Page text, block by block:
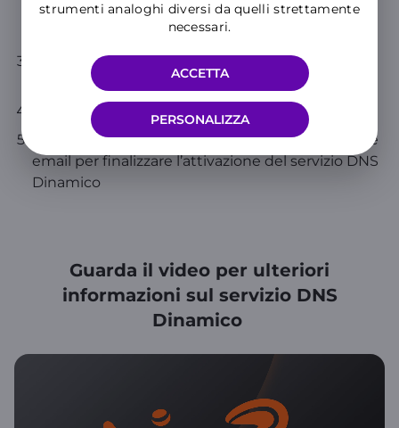
strumenti analoghi diversi da quelli strettamente
necessari.
PERSONALIZZA
ACCETTA
da servizioclienti159@windtre.it con il link alla
Clicca sulla pagina dedicata per richiedere il
codice coupon e attivare il servizio
Ricevi una nuova email con il codice coupon
Inserisci il codice al link che ti sarà inviato tramite
email per finalizzare l’attivazione del servizio DNS
Dinamico
Guarda il video per ulteriori
informazioni sul servizio DNS
Dinamico